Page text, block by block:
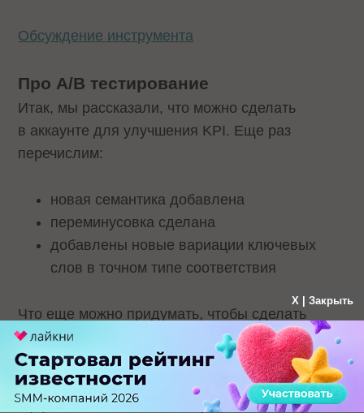
Обсуждение инструмента
Про A/B тестирование
Итак, мы рассказали, что можно сделать
в аккаунте для улучшения KPI. Еще раз
перечислим:
новая семантика добавлена
переминусовка сделана
добавлены новые вариации ключевых
слов в точном типе соответствия
Что еще можно придумать, чтобы сделать
рывок вперед? Ответ — А/B-тестирование,
которое при правильном подходе может
улучшить как первичные показатели
эффективности кампании (CTR, СРС, QS), так
X | Закрыть